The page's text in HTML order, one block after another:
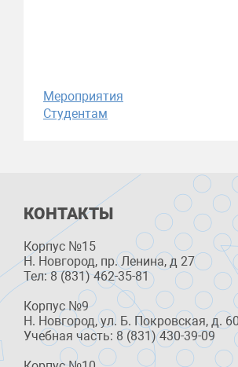
Мероприятия
Студентам
КОНТАКТЫ
Корпус №15
Н. Новгород, пр. Ленина, д 27
Тел: 8 (831) 462-35-81
Корпус №9
Н. Новгород, ул. Б. Покровская, д. 60
Учебная часть: 8 (831) 430-39-09